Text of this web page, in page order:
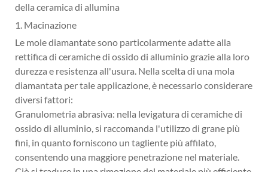
della ceramica di allumina
1. Macinazione
Le mole diamantate sono particolarmente adatte alla
rettifica di ceramiche di ossido di alluminio grazie alla loro
durezza e resistenza all'usura. Nella scelta di una mola
diamantata per tale applicazione, è necessario considerare
diversi fattori:
Granulometria abrasiva: nella levigatura di ceramiche di
ossido di alluminio, si raccomanda l'utilizzo di grane più
fini, in quanto forniscono un tagliente più affilato,
consentendo una maggiore penetrazione nel materiale.